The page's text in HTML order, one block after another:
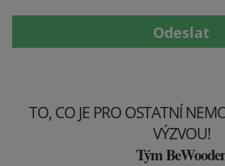
Odeslat
TO, CO JE PRO OSTATNÍ
VÝZVOU!
Tým